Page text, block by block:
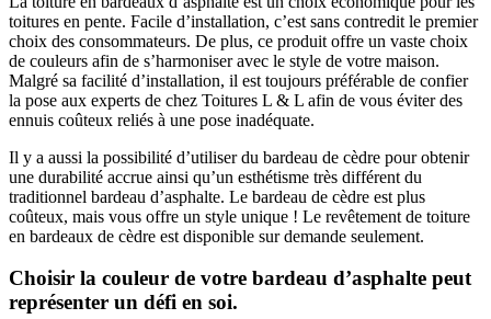
toitures en pente. Facile d’installation, c’est sans contredit le premier
choix des consommateurs. De plus, ce produit offre un vaste choix
de couleurs afin de s’harmoniser avec le style de votre maison.
Malgré sa facilité d’installation, il est toujours préférable de confier
la pose aux experts de chez Toitures L & L afin de vous éviter des
ennuis coûteux reliés à une pose inadéquate.
Il y a aussi la possibilité d’utiliser du bardeau de cèdre pour obtenir
une durabilité accrue ainsi qu’un esthétisme très différent du
traditionnel bardeau d’asphalte. Le bardeau de cèdre est plus
coûteux, mais vous offre un style unique ! Le revêtement de toiture
en bardeaux de cèdre est disponible sur demande seulement.
Choisir la couleur de votre bardeau d’asphalte peut
représenter un défi en soi.